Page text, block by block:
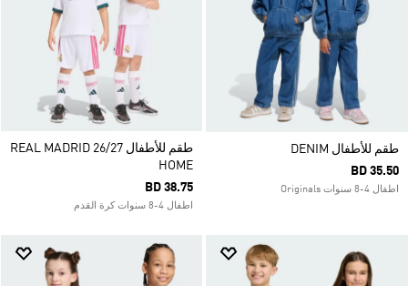
طقم للأطفال DENIM
BD 35.50
اطفال 4-8 سنوات Originals
طقم للأطفال REAL MADRID 26/27
HOME
BD 38.75
اطفال 4-8 سنوات كرة القدم